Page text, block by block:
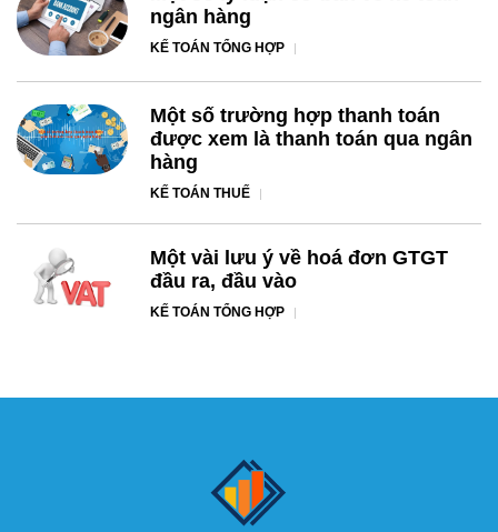
ngân hàng
KẾ TOÁN TỔNG HỢP
Một số trường hợp thanh toán
được xem là thanh toán qua ngân
hàng
KẾ TOÁN THUẾ
Một vài lưu ý về hoá đơn GTGT
đầu ra, đầu vào
KẾ TOÁN TỔNG HỢP